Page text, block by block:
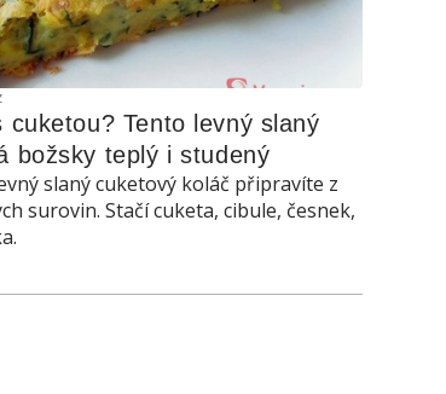
cuketou? Tento levný slaný
božsky teplý i studený
slaný cuketový koláč připravíte z
surovin. Stačí cuketa, cibule, česnek,